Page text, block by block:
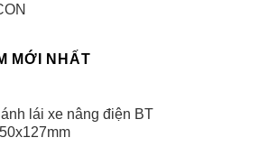
MỚI NHẤT
lái xe nâng điện BT